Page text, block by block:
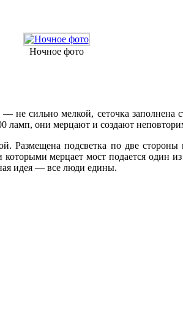
Ночное фото
не сильно мелкой, сеточка заполнена
ламп, они мерцают и создают
Размещена подсветка по две стороны
мерцает мост подается один
идея — все люди едины.